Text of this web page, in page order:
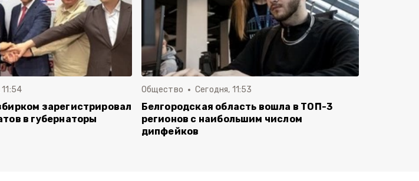
зарегистрировал
в губернаторы
Общество Сегодня, 11:53
Белгородская область вошла в ТОП-3
регионов с наибольшим числом
дипфейков